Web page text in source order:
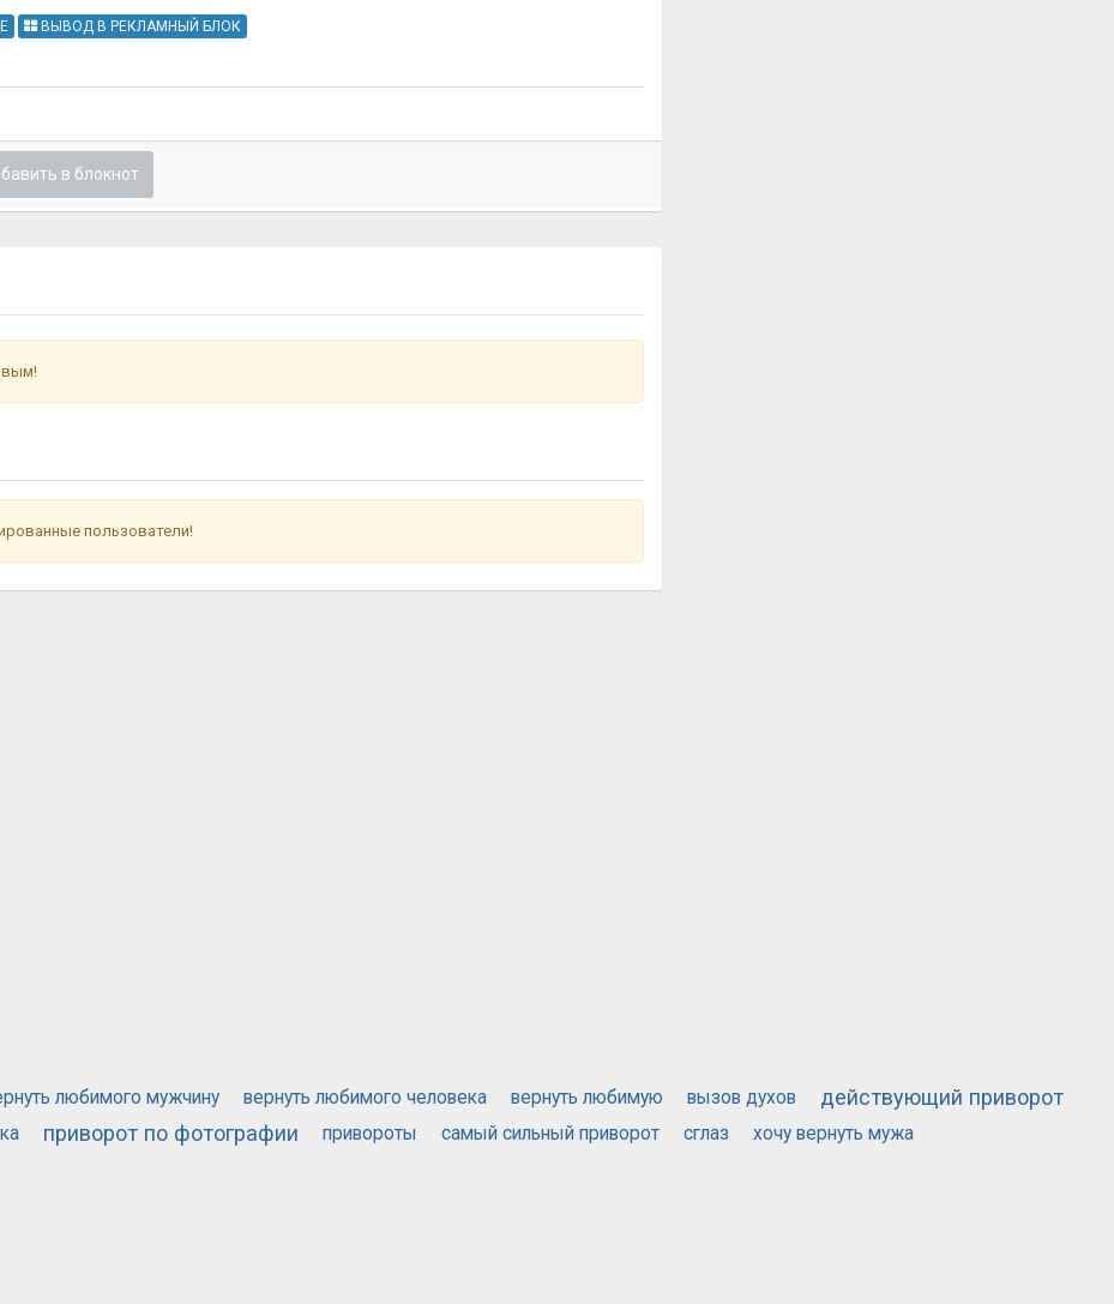
ВЫВОД В РЕКЛАМНЫЙ БЛОК
в блокнот
пользователи!
любимого мужчину вернуть любимого человека вернуть любимую вызов духов действующий приворот
приворот по фотографии привороты самый сильный приворот сглаз
хочу вернуть мужа